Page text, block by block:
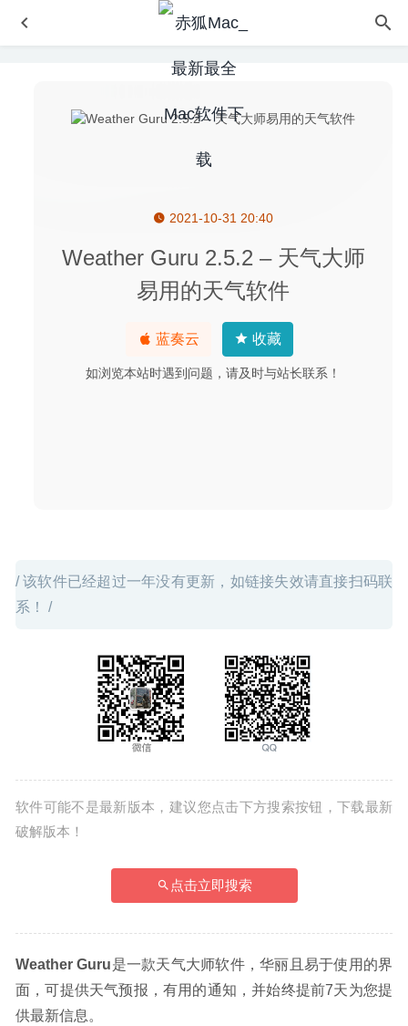
2021-10-31 20:40
Weather Guru 2.5.2 – 天气大师
易用的天气软件
蓝奏云 收藏
如浏览本站时遇到问题，请及时与站长联系！
/ 该软件已经超过一年没有更新，如链接失效请直接扫码联
系！ /
软件可能不是最新版本，建议您点击下方搜索按钮，下载最新
破解版本！
点击立即搜索
Weather Guru是一款天气大师软件，华丽且易于使用的界
面，可提供天气预报，有用的通知，并始终提前7天为您提
供最新信息。
GrandTotal 6.1.4.2 – 发票模板设计及管理工具
Invisible 3.2.2 – 简单易用的文件隐藏工具 2026-06-22
2020-04-13
Adobe Premiere Rush 2020 1.5.8 中文版-优秀的短视频剪
Downie 4.1.1 中文版-视频网站视频下载工具 2020-08-04